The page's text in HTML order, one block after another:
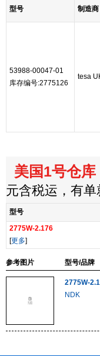
型号 制造商
53988-00047-01
库存编号:2775126
tesa
美国1号仓库
元含税运，有
型号
2775W-2.176
[更多]
参考图片 型号/品牌
2775W-
NDK